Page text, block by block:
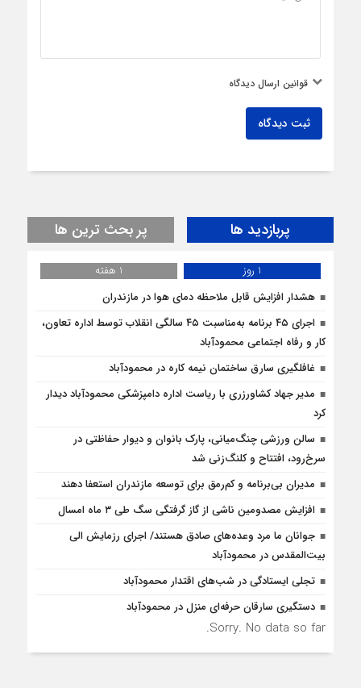
قوانین ارسال دیدگاه
ثبت دیدگاه
پربازدید ها پر بحث ترین ها
1 روز
1 هفته
هشدار افزایش قابل ملاحظه دمای هوا در مازندران
اجرای ۴۵ برنامه به‌مناسبت ۴۵ سالگی انقلاب توسط اداره تعاون،
کار و رفاه اجتماعی محمودآباد
غافلگيري سارق ساختمان نيمه کاره در محمودآباد
مدیر جهاد کشاورزری با ریاست اداره دامپزشکی محمودآباد دیدار
کرد
سالن ورزشی چنگ‌میانی، پارک بانوان و دیوار حفاظتی در
سرخ‌رود، افتتاح و کلنگ‌زنی شد
مدیران بی‌برنامه و کم‌رمق برای توسعه مازندران استعفا دهند
افزایش مصدومین ناشی از گاز گرفتگی سگ طی ۳ ماه امسال
جوانان ما مرد وعده‌های صادق هستند/ اجرای رزمایش الی
بیت‌المقدس در محمودآباد
تجلی ایستادگی در شب‌های اقتدار محمودآباد
دستگیری سارقان حرفه‌ای منزل در محمودآباد
Sorry. No data so far.